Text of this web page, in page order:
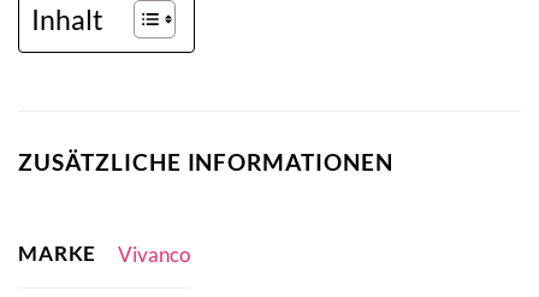
Inhalt
ZUSÄTZLICHE INFORMATIONEN
MARKE Vivanco